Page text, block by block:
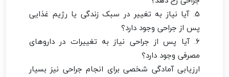
5. آیا نیاز به تغییر در سبک زندگی یا رژیم غذایی
پس از جراحی وجود دارد؟
6. آیا پس از جراحی نیاز به تغییرات در داروهای
مصرفی وجود دارد؟
ارزیابی آمادگی شخصی برای انجام جراحی نیز بسیار